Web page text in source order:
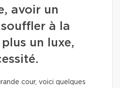
avoir un
à la
plus un luxe,
cour, voici quelques